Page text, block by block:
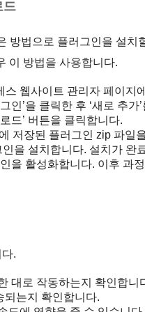
드
방법으로 플러그인을 설치
이 방법을 사용합니다.
웹사이트 관리자 페이지
인’을 클릭한 후 ‘새로 추가
드’ 버튼을 클릭합니다.
저장된 플러그인 zip 파일
을 설치합니다. 설치가 완
을 활성화합니다. 이후 과
.
대로 작동하는지 확인합니
되는지 확인합니다.